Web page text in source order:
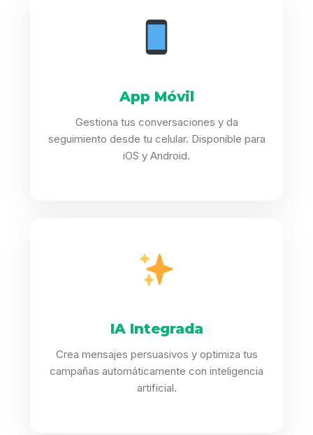
App Móvil
Gestiona tus conversaciones y da
seguimiento desde tu celular. Disponible para
iOS y Android.
IA Integrada
Crea mensajes persuasivos y optimiza tus
campañas automáticamente con inteligencia
artificial.